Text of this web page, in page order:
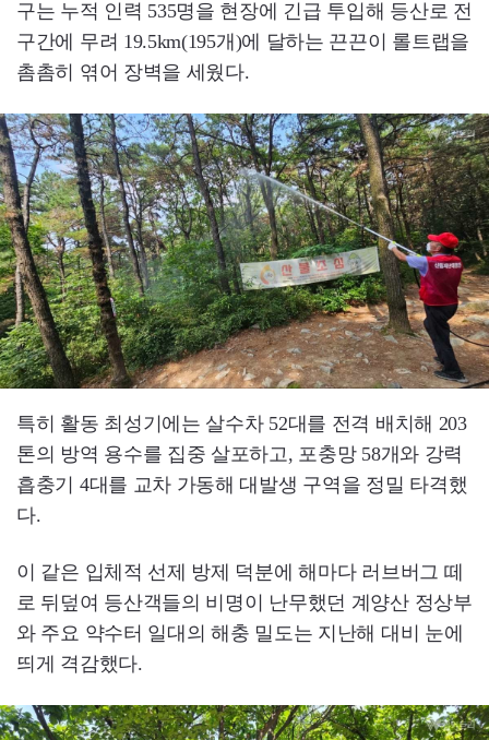
구는 누적 인력 535명을 현장에 긴급 투입해 등산로 전
구간에 무려 19.5km(195개)에 달하는 끈끈이 롤트랩을
촘촘히 엮어 장벽을 세웠다.
특히 활동 최성기에는 살수차 52대를 전격 배치해 203
톤의 방역 용수를 집중 살포하고, 포충망 58개와 강력
흡충기 4대를 교차 가동해 대발생 구역을 정밀 타격했
다.
이 같은 입체적 선제 방제 덕분에 해마다 러브버그 떼
로 뒤덮여 등산객들의 비명이 난무했던 계양산 정상부
와 주요 약수터 일대의 해충 밀도는 지난해 대비 눈에
띄게 격감했다.